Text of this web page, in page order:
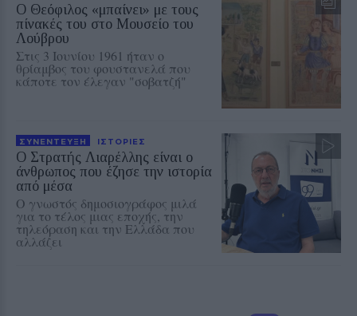
O Θεόφιλος «μπαίνει» με τους
πίνακές του στο Μουσείο του
Λούβρου
Στις 3 Ιουνίου 1961 ήταν ο
θρίαμβος του φουστανελά που
κάποτε τον έλεγαν "σοβατζή"
ΣΥΝΕΝΤΕΥΞΗ ΙΣΤΟΡΙΕΣ
Ο Στρατής Λιαρέλλης είναι ο
άνθρωπος που έζησε την ιστορία
από μέσα
Ο γνωστός δημοσιογράφος μιλά
για το τέλος μιας εποχής, την
τηλεόραση και την Ελλάδα που
αλλάζει